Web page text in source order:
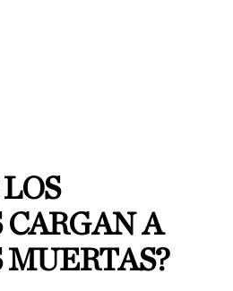
A
MUERTAS?